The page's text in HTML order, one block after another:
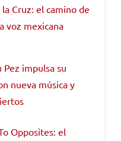
Cruz: el camino de
voz mexicana
Pez impulsa su
nueva música y
Opposites: el